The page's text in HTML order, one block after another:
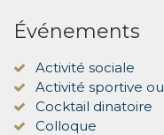
Événements
Activité sociale
Activité sportive
Cocktail dinatoire
Colloque